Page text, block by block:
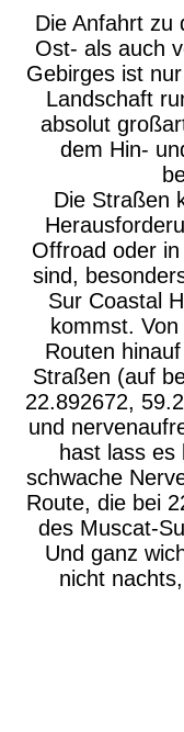
Die Anfahrt zu
Ost- als auch
Gebirges ist
Landschaft
absolut
dem Hin-
Die Straßen
Offroad oder
sind,
Sur Coastal
kommst.
Routen
Straßen (auf
22.892672,
und
hast lass
schwache
Route, die bei
des Muscat-
Und ganz
nicht